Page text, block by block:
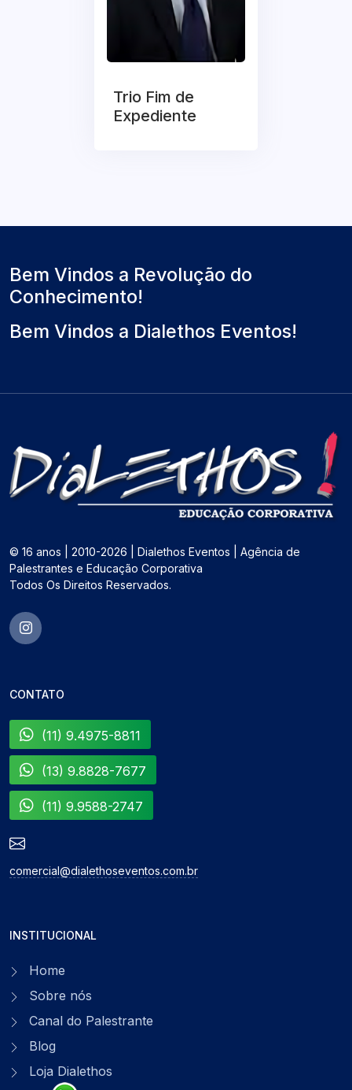
Trio Fim de
Expediente
Bem Vindos a Revolução do
Conhecimento!
Bem Vindos a Dialethos Eventos!
© 16 anos | 2010-2026 | Dialethos Eventos | Agência de
Palestrantes e Educação Corporativa
Todos Os Direitos Reservados.
CONTATO
(11) 9.4975-8811
(13) 9.8828-7677
(11) 9.9588-2747
comercial@dialethoseventos.com.br
INSTITUCIONAL
Home
Sobre nós
Canal do Palestrante
Blog
Loja Dialethos